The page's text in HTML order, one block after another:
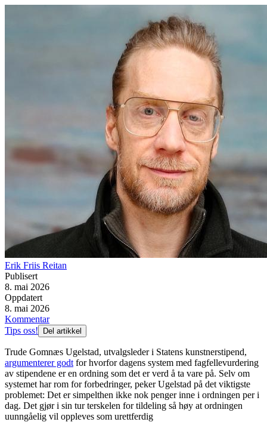
Erik Friis Reitan
Publisert
8. mai 2026
Oppdatert
8. mai 2026
Kommentar
Tips oss!
Del artikkel
Trude Gomnæs Ugelstad, utvalgsleder i Statens kunstnerstipend,
argumenterer godt for hvorfor dagens system med fagfellevurdering
av stipendene er en ordning som det er verd å ta vare på. Selv om
systemet har rom for forbedringer, peker Ugelstad på det viktigste
problemet: Det er simpelthen ikke nok penger inne i ordningen per i
dag. Det gjør i sin tur terskelen for tildeling så høy at ordningen
uunngåelig vil oppleves som urettferdig